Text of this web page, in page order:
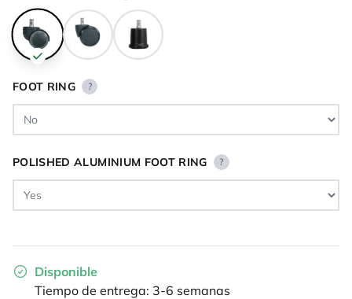
FOOT RING ?
POLISHED ALUMINIUM FOOT RING ?
Disponible
Tiempo de entrega: 3-6 semanas